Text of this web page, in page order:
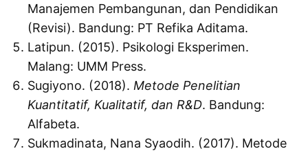
Manajemen Pembangunan, dan Pendidikan
(Revisi). Bandung: PT Refika Aditama.
Latipun. (2015). Psikologi Eksperimen.
Malang: UMM Press.
Sugiyono. (2018). Metode Penelitian
Kuantitatif, Kualitatif, dan R&D. Bandung:
Alfabeta.
Sukmadinata, Nana Syaodih. (2017). Metode